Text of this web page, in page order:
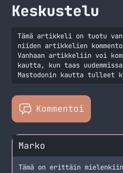
Keskustelu
Tämä artikkeli on tuotu
niiden artikkelien
Vanhaan artikkeliin voi
kautta, kun taas
Mastodonin kautta tulleet
Kommentoi
Marko
Tämä on erittäin